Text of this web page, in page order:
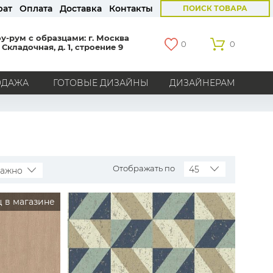
Оплата Доставка Контакты ПОИСК ТОВАРА
рум с образцами: г. Москва
Складочная, д. 1, строение 9
0 0
ГОТОВЫЕ ДИЗАЙНЫ ДИЗАЙНЕРАМ
Marburg
Loymina Milassa Aura
York
Khroma
Andrea Rossi
Bernardo Bartalucci
Zambaiti
KT-Exclusive Baoqili
AS Creation
Hygge Roll
Распродажа остатков
Grandeco
Отображать по 45
в магазине